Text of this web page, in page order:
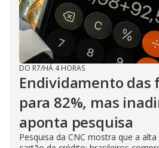
DO R7/HÁ 4 HORAS
Endividamento das
para 82%, mas
aponta pesquisa
Pesquisa da CNC mostra que a